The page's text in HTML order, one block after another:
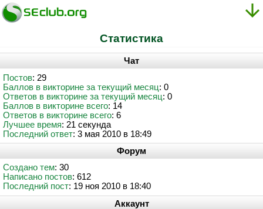
Статистика
Чат
Постов: 29
Баллов в викторине за текущий месяц: 0
Ответов в викторине за текущий месяц: 0
Баллов в викторине всего: 14
Ответов в викторине всего: 6
Лучшее время: 21 секунда
Последний ответ: 3 мая 2010 в 18:49
Форум
Создано тем: 30
Написано постов: 612
Последний пост: 19 ноя 2010 в 18:40
Аккаунт